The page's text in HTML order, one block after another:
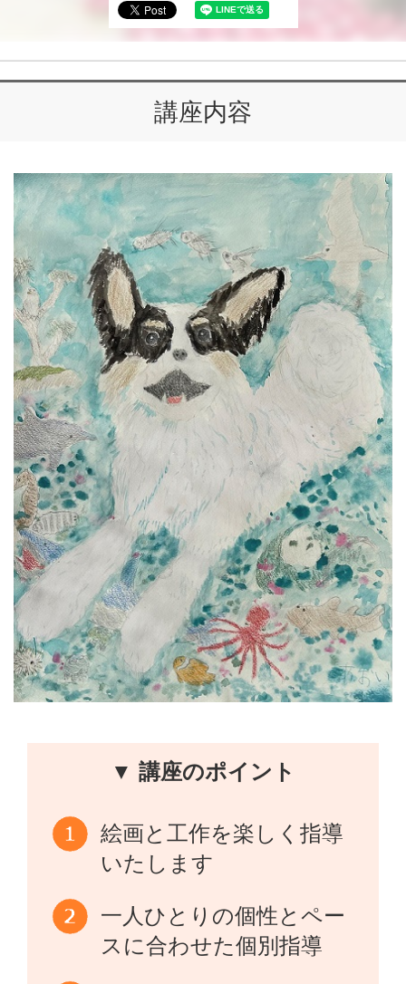
講座内容
▼ 講座のポイント
絵画と工作を楽しく指導
いたします
一人ひとりの個性とペー
スに合わせた個別指導